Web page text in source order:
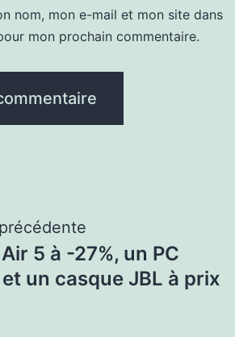
nom, mon e-mail et mon site dans
mon prochain commentaire.
Air 5 à -27%, un PC
un casque JBL à prix